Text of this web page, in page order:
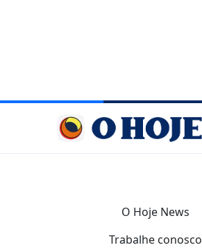
O Hoje News
Trabalhe conosco